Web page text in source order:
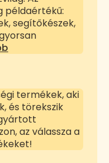
példaértékű:
segítőkészek,
termékek, aki
és törekszik
az válassza a